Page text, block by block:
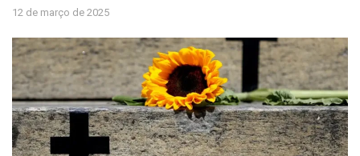
12 de março de 2025